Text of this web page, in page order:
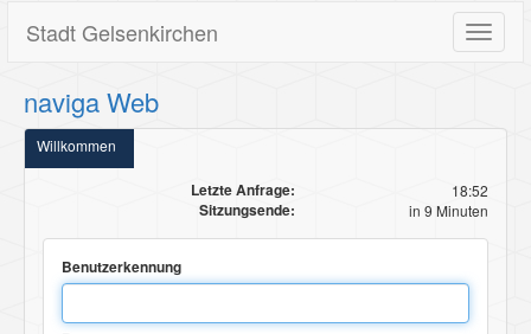
Toggle
Stadt Gelsenkirchen
naviga Web
Willkommen
Letzte Anfrage: 18:52
Sitzungsende: in 9 Minuten
Benutzerkennung